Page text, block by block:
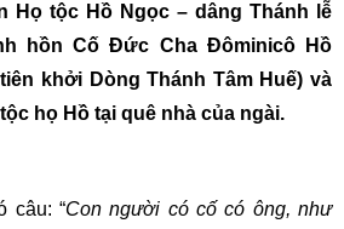
Họ tộc Hồ Ngọc – dâng Thánh lễ
hồn Cố Đức Cha Đôminicô Hồ
khởi Dòng Thánh Tâm Huế) và
họ Hồ tại quê nhà của ngài.
câu: “Con người có cố có ông, như